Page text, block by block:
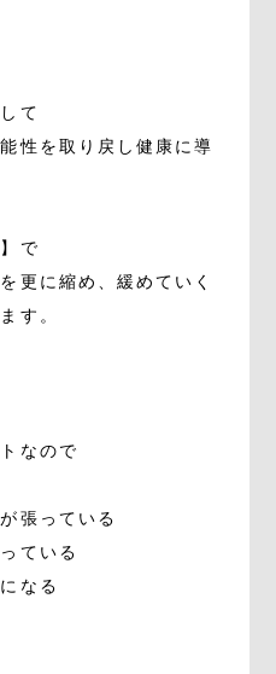
て
性を取り戻し健康に導
で
更に縮め、緩めていく
す。
なので
張っている
ている
なる